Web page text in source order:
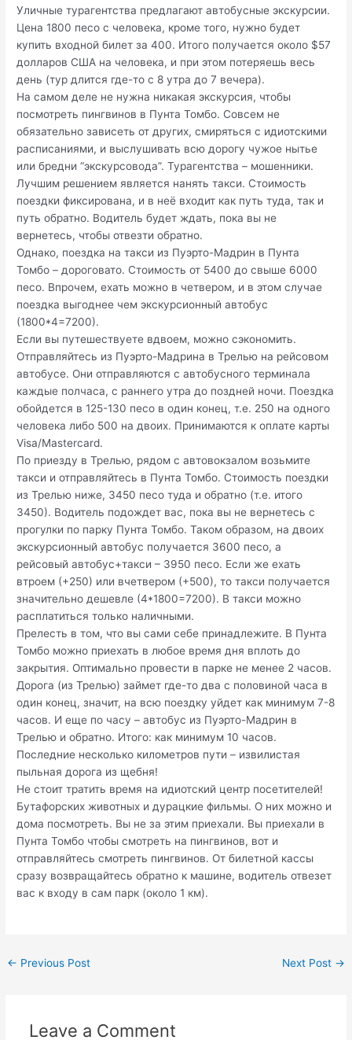
Уличные турагентства предлагают автобусные экскурсии.
Цена 1800 песо с человека, кроме того, нужно будет
купить входной билет за 400. Итого получается около $57
долларов США на человека, и при этом потеряешь весь
день (тур длится где-то с 8 утра до 7 вечера).
На самом деле не нужна никакая экскурсия, чтобы
посмотреть пингвинов в Пунта Томбо. Совсем не
обязательно зависеть от других, смиряться с идиотскими
расписаниями, и выслушивать всю дорогу чужое нытье
или бредни “экскурсовода”. Турагентства – мошенники.
Лучшим решением является нанять такси. Стоимость
поездки фиксирована, и в неё входит как путь туда, так и
путь обратно. Водитель будет ждать, пока вы не
вернетесь, чтобы отвезти обратно.
Однако, поездка на такси из Пуэрто-Мадрин в Пунта
Томбо – дороговато. Стоимость от 5400 до свыше 6000
песо. Впрочем, ехать можно в четвером, и в этом случае
поездка выгоднее чем экскурсионный автобус
(1800*4=7200).
Если вы путешествуете вдвоем, можно сэкономить.
Отправляйтесь из Пуэрто-Мадрина в Трелью на рейсовом
автобусе. Они отправляются с автобусного терминала
каждые полчаса, с раннего утра до поздней ночи. Поездка
обойдется в 125-130 песо в один конец, т.е. 250 на одного
человека либо 500 на двоих. Принимаются к оплате карты
Visa/Mastercard.
По приезду в Трелью, рядом с автовокзалом возьмите
такси и отправляйтесь в Пунта Томбо. Стоимость поездки
из Трелью ниже, 3450 песо туда и обратно (т.е. итого
3450). Водитель подождет вас, пока вы не вернетесь с
прогулки по парку Пунта Томбо. Таком образом, на двоих
экскурсионный автобус получается 3600 песо, а
рейсовый автобус+такси – 3950 песо. Если же ехать
втроем (+250) или вчетвером (+500), то такси получается
значительно дешевле (4*1800=7200). В такси можно
расплатиться только наличными.
Прелесть в том, что вы сами себе принадлежите. В Пунта
Томбо можно приехать в любое время дня вплоть до
закрытия. Оптимально провести в парке не менее 2 часов.
Дорога (из Трелью) займет где-то два с половиной часа в
один конец, значит, на всю поездку уйдет как минимум 7-8
часов. И еще по часу – автобус из Пуэрто-Мадрин в
Трелью и обратно. Итого: как минимум 10 часов.
Последние несколько километров пути – извилистая
пыльная дорога из щебня!
Не стоит тратить время на идиотский центр посетителей!
Бутафорских животных и дурацкие фильмы. О них можно и
дома посмотреть. Вы не за этим приехали. Вы приехали в
Пунта Томбо чтобы смотреть на пингвинов, вот и
отправляйтесь смотреть пингвинов. От билетной кассы
сразу возвращайтесь обратно к машине, водитель отвезет
вас к входу в сам парк (около 1 км).
Post
← Previous Post Next Post →
Leave a Comment